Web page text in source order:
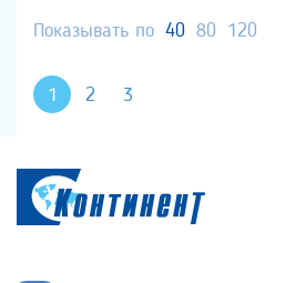
Показывать по 40 80 120
1 2 3